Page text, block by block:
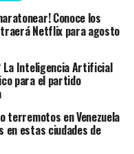
Conoce los
Netflix para agosto
La Inteligencia Artificial
para el partido
terremotos en Venezuela
en estas ciudades de